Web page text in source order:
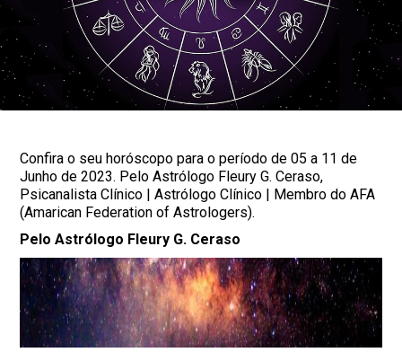
Confira o seu horóscopo para o período de 05 a 11 de
Junho de 2023. Pelo Astrólogo Fleury G. Ceraso,
Psicanalista Clínico | Astrólogo Clínico | Membro do AFA
(Amarican Federation of Astrologers).
Pelo Astrólogo Fleury G. Ceraso